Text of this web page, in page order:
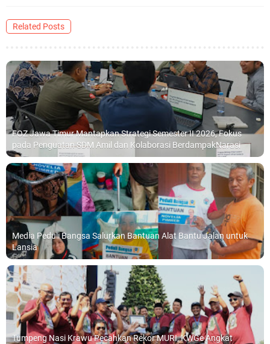
Related Posts
FOZ Jawa Timur Mantapkan Strategi Semester II 2026, Fokus
pada Penguatan SDM Amil dan Kolaborasi BerdampakNarasi
Media Peduli Bangsa Salurkan Bantuan Alat Bantu Jalan untuk
Lansia
Tumpeng Nasi Krawu Pecahkan Rekor MURI, KWGe Angkat